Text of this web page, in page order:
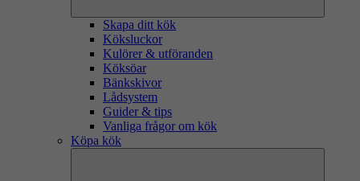
Skapa ditt kök
Köksluckor
Kulörer & utföranden
Köksöar
Bänkskivor
Lådsystem
Guider & tips
Vanliga frågor om kök
Köpa kök